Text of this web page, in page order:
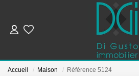
ESTIMER ET METTRE
Accueil Maison Référence 5124